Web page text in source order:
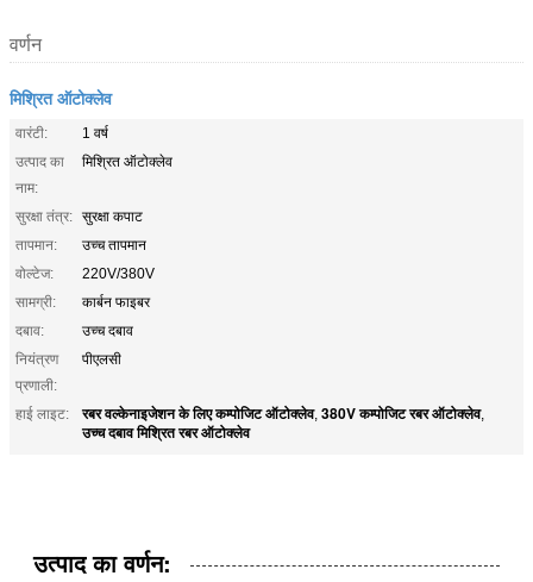
वर्णन
मिश्रित ऑटोक्लेव
वारंटी:
1 वर्ष
उत्पाद का
नाम:
मिश्रित ऑटोक्लेव
सुरक्षा तंत्र: सुरक्षा कपाट
तापमान:
उच्च तापमान
वोल्टेज:
220V/380V
सामग्री:
कार्बन फाइबर
दबाव:
उच्च दबाव
नियंत्रण
प्रणाली:
पीएलसी
हाई लाइट: रबर वल्केनाइजेशन के लिए कम्पोजिट ऑटोक्लेव, 380V कम्पोजिट रबर ऑटोक्लेव,
उच्च दबाव मिश्रित रबर ऑटोक्लेव
उत्पाद का वर्णन: